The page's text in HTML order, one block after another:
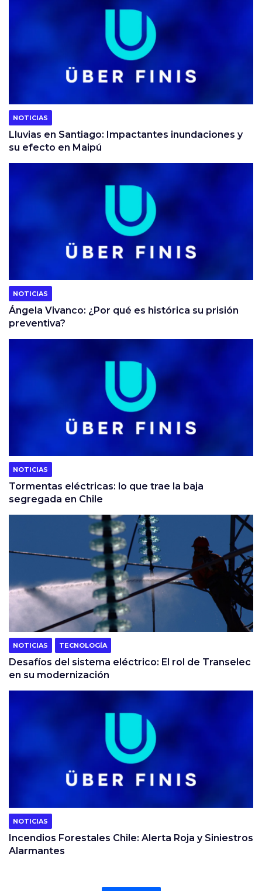
NOTICIAS
Lluvias en Santiago: Impactantes inundaciones y
su efecto en Maipú
NOTICIAS
Ángela Vivanco: ¿Por qué es histórica su prisión
preventiva?
NOTICIAS
Tormentas eléctricas: lo que trae la baja
segregada en Chile
NOTICIAS TECNOLOGÍA
Desafíos del sistema eléctrico: El rol de Transelec
en su modernización
NOTICIAS
Incendios Forestales Chile: Alerta Roja y Siniestros
Alarmantes